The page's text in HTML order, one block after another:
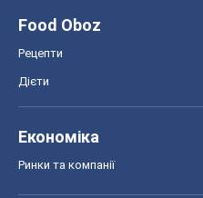
Food Oboz
Рецепти
Дієти
Економіка
Ринки та компанії